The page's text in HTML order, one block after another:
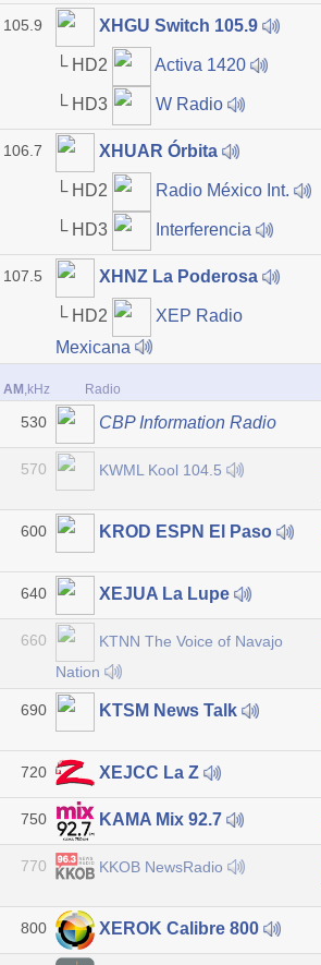
105.9 XHGU Switch 105.9
└ HD2 Activa 1420
└ HD3 W Radio
106.7 XHUAR Órbita
└ HD2 Radio México Int.
└ HD3 Interferencia
107.5 XHNZ La Poderosa
└ HD2
XEP Radio
Mexicana
AM ,kHz Radio
530 CBP Information Radio
570 KWML Kool 104.5
600 KROD ESPN El Paso
640 XEJUA La Lupe
660
KTNN The Voice of Navajo
Nation
690 KTSM News Talk
720 XEJCC La Z
750 KAMA Mix 92.7
770 KKOB NewsRadio
800 XEROK Calibre 800